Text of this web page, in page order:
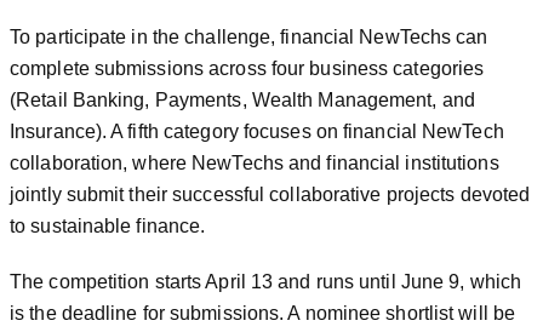
To participate in the challenge, financial NewTechs can
complete submissions across four business categories
(Retail Banking, Payments, Wealth Management, and
Insurance). A fifth category focuses on financial NewTech
collaboration, where NewTechs and financial institutions
jointly submit their successful collaborative projects devoted
to sustainable finance.
The competition starts April 13 and runs until June 9, which
is the deadline for submissions. A nominee shortlist will be